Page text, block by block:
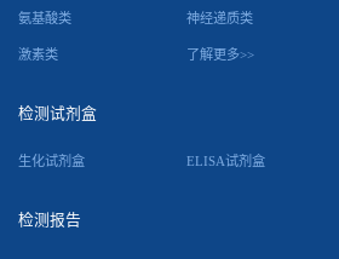
氨基酸类 神经递质类
激素类 了解更多>>
检测试剂盒
生化试剂盒 ELISA试剂盒
检测报告